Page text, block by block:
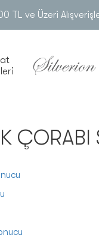
TL ve Üzeri
ÇORABI